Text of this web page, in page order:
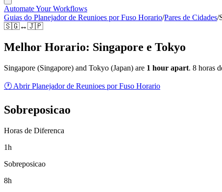
Automate Your Workflows
Guias do Planejador de Reunioes por Fuso Horario/Pares de Cidades/
🇸🇬↔🇯🇵
Melhor Horario: Singapore e Tokyo
Singapore (Singapore) and Tokyo (Japan) are 1 hour apart. 8 horas
🕐 Abrir Planejador de Reunioes por Fuso Horario
Sobreposicao
Horas de Diferenca
1h
Sobreposicao
8h